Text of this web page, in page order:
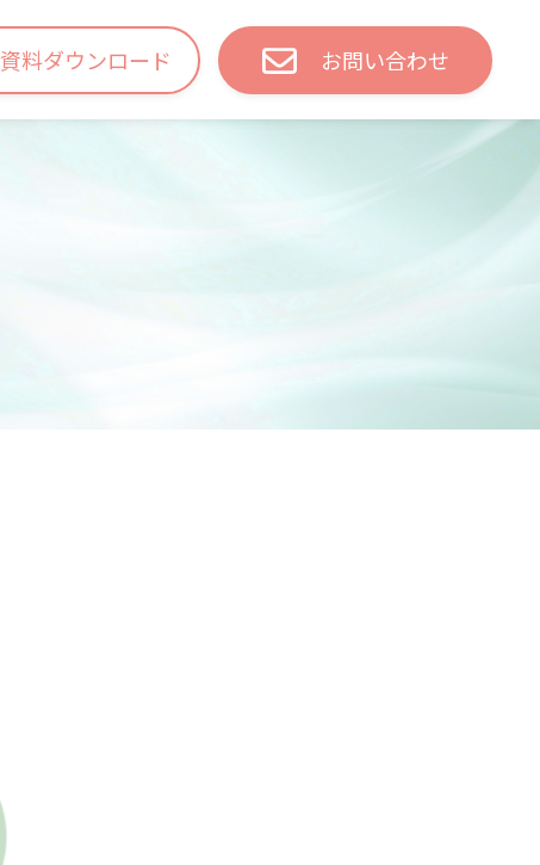
資料ダウンロード お問い合わせ